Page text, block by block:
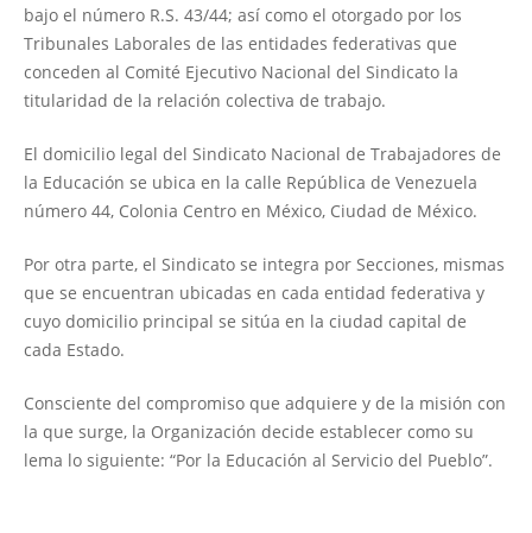
bajo el número R.S. 43/44; así como el otorgado por los
Tribunales Laborales de las entidades federativas que
conceden al Comité Ejecutivo Nacional del Sindicato la
titularidad de la relación colectiva de trabajo.
El domicilio legal del Sindicato Nacional de Trabajadores de
la Educación se ubica en la calle República de Venezuela
número 44, Colonia Centro en México, Ciudad de México.
Por otra parte, el Sindicato se integra por Secciones, mismas
que se encuentran ubicadas en cada entidad federativa y
cuyo domicilio principal se sitúa en la ciudad capital de
cada Estado.
Consciente del compromiso que adquiere y de la misión con
la que surge, la Organización decide establecer como su
lema lo siguiente: “Por la Educación al Servicio del Pueblo”.